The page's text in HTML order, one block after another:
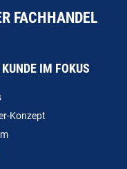
FACHHANDEL
IM FOKUS
Konzept